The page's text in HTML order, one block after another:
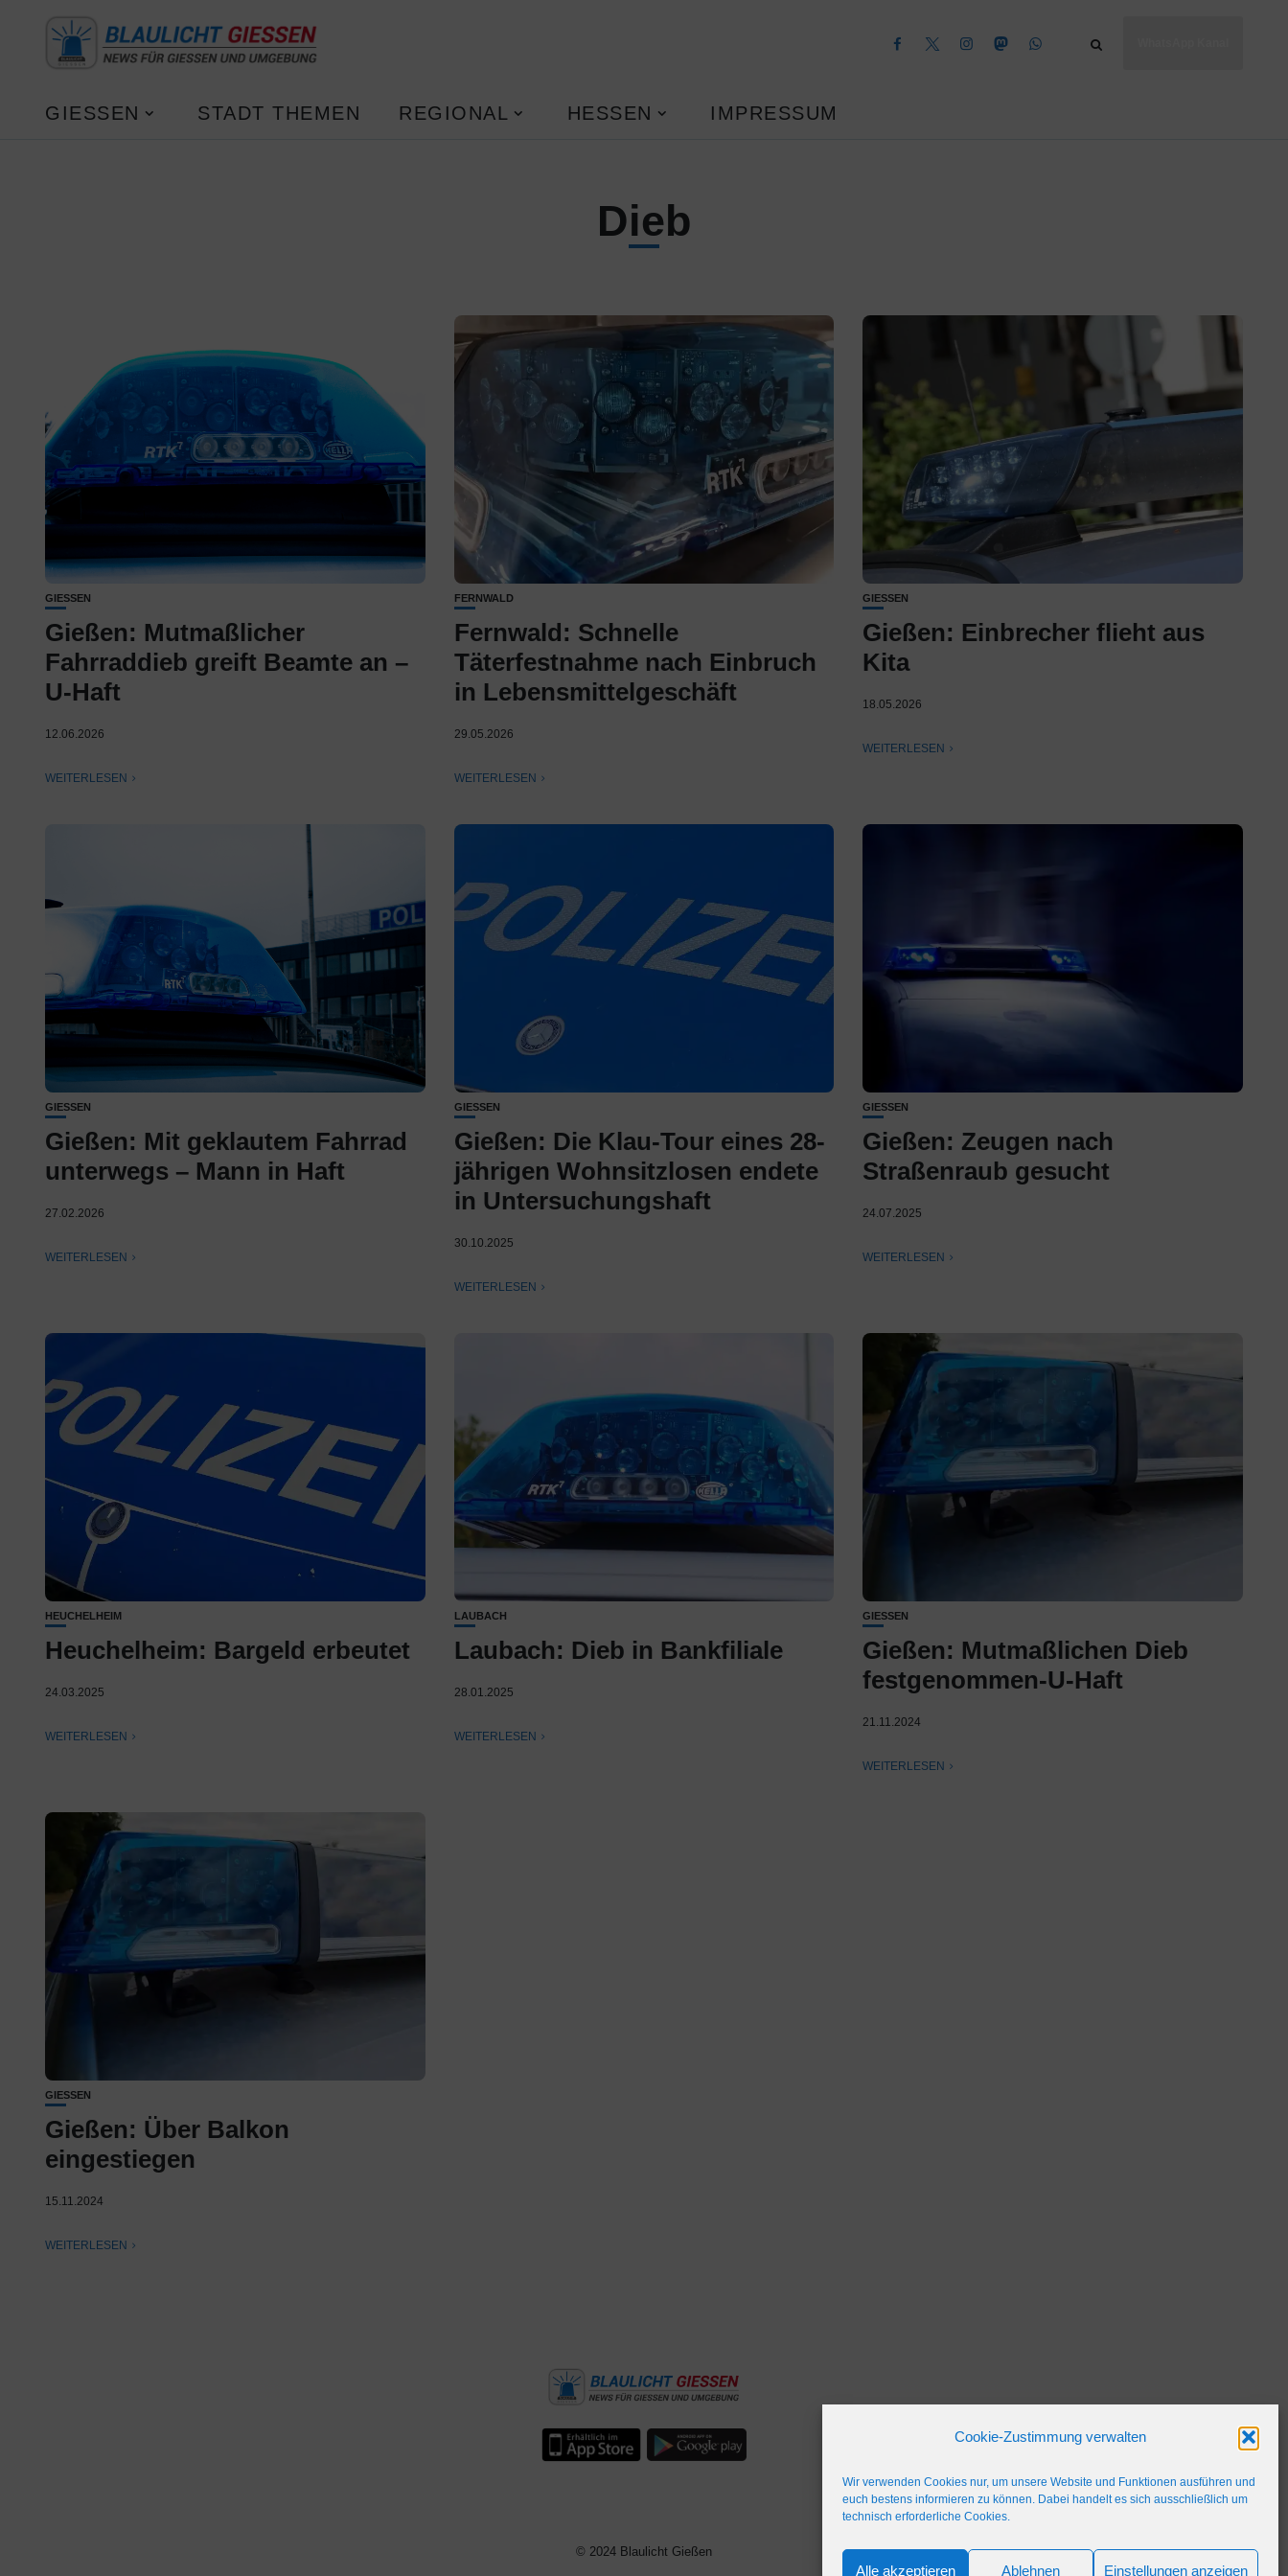
Cookie-Zustimmung verwalten
Wir verwenden Cookies nur, um unsere Website und Funktionen ausführen und
euch bestens informieren zu können. Dabei handelt es sich ausschließlich um
technisch erforderliche Cookies.
Alle akzeptieren Ablehnen Einstellungen anzeigen
GIESSEN STADT THEMEN REGIONAL HESSEN IMPRESSUM
Dieb
GIESSEN
Gießen: Mutmaßlicher
Fahrraddieb greift Beamte an –
U-Haft
12.06.2026
WEITERLESEN
FERNWALD
Fernwald: Schnelle
Täterfestnahme nach Einbruch
in Lebensmittelgeschäft
29.05.2026
WEITERLESEN
GIESSEN
Gießen: Einbrecher flieht aus
Kita
18.05.2026
WEITERLESEN
GIESSEN
Gießen: Mit geklautem Fahrrad
unterwegs – Mann in Haft
27.02.2026
WEITERLESEN
GIESSEN
Gießen: Die Klau-Tour eines 28-
jährigen Wohnsitzlosen endete
in Untersuchungshaft
30.10.2025
WEITERLESEN
GIESSEN
Gießen: Zeugen nach
Straßenraub gesucht
24.07.2025
WEITERLESEN
HEUCHELHEIM
Heuchelheim: Bargeld erbeutet
24.03.2025
WEITERLESEN
LAUBACH
Laubach: Dieb in Bankfiliale
28.01.2025
WEITERLESEN
GIESSEN
Gießen: Mutmaßlichen Dieb
festgenommen-U-Haft
21.11.2024
WEITERLESEN
GIESSEN
Gießen: Über Balkon
eingestiegen
15.11.2024
WEITERLESEN
© 2024 Blaulicht Gießen